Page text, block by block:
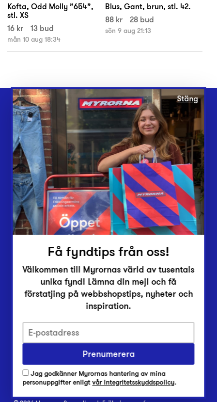
Kofta, Odd Molly ”654”,
stl. XS
16 kr
13 bud
mån 10 aug 18:34
Blus, Gant, brun, stl. 42.
88 kr
28 bud
sön 9 aug 21:13
Webbshop
Butiker
Lämna in
Vårt överskott
Inlämningsplatser
Om Myrorna
Lediga jobb
Pressrum
Integritetsskyddspolicy
Har du frågor om onlineköp, leverans eller retur?
Har du frågor om vår verksamhet?
Vanliga frågor om Myrorna
Stäng
Få fyndtips från oss!
Välkommen till Myrornas värld av tusentals
unika fynd! Lämna din mejl och få
förstatjing på webbshopstips, nyheter och
inspiration.
Prenumerera
Jag godkänner Myrornas hantering av mina
personuppgifter enligtvår integritetsskyddspolicy.